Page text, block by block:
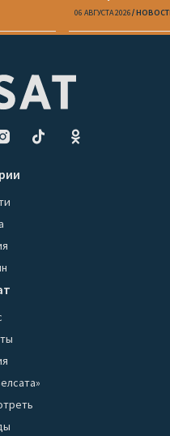
Zeit
06 АВГУСТА 2026